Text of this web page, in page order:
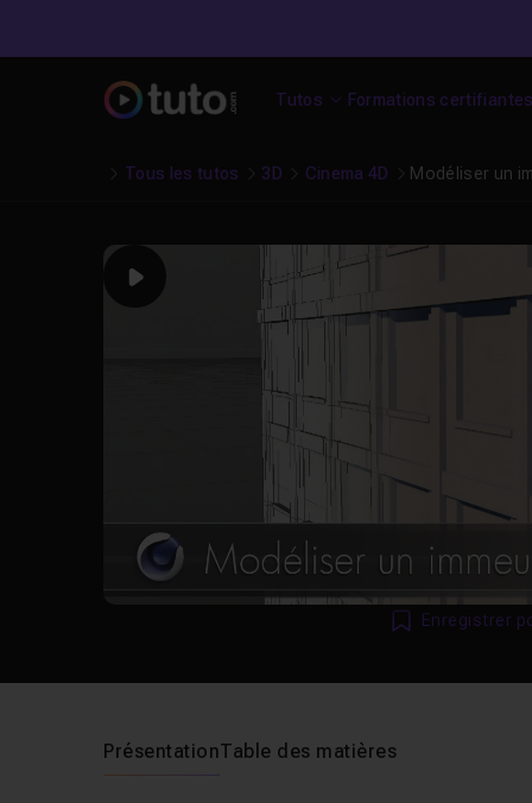
Tutos Formations certifiantes
Tous les tutos 3D Cinema 4D Modéliser un
Play
Enregistrer
PrésentationTable des matières